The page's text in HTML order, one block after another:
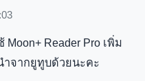
Reader Pro เพิ่ม
ำจากยูทูบด้วยนะคะ